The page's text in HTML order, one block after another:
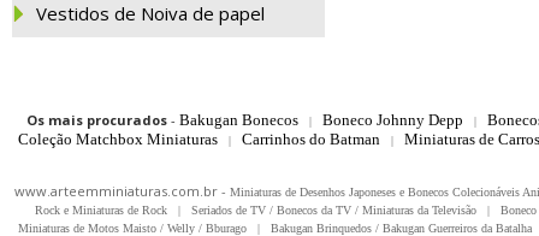
Vestidos de Noiva de papel
Os mais procurados- Bakugan Bonecos | Boneco Johnny Depp |
Coleção Matchbox Miniaturas
| Carrinhos do Batman | Miniaturas de
www.arteemminiaturas.com.br - Miniaturas de Desenhos Japoneses e Bonecos Colecionáveis
Rock e Miniaturas de Rock
| Seriados de TV / Bonecos da TV / Miniaturas da Televisão |
Miniaturas de Motos Maisto / Welly / Bburago
| Bakugan Brinquedos / Bakugan Guerreiros da Batalha